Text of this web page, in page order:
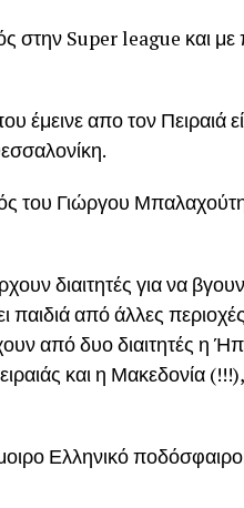
Super league και με
έμεινε απο τον Πειραιά
του Γιώργου
διαιτητές για να
από άλλες
από δυο διαιτητές η
και η Μακεδονία (!!!),
Ελληνικό